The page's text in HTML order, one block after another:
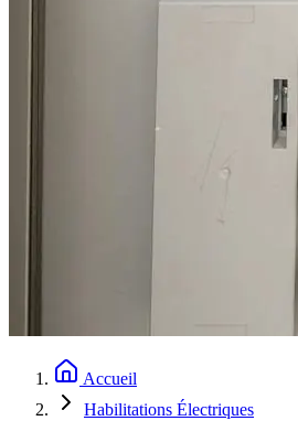
Accueil
Habilitations Électriques